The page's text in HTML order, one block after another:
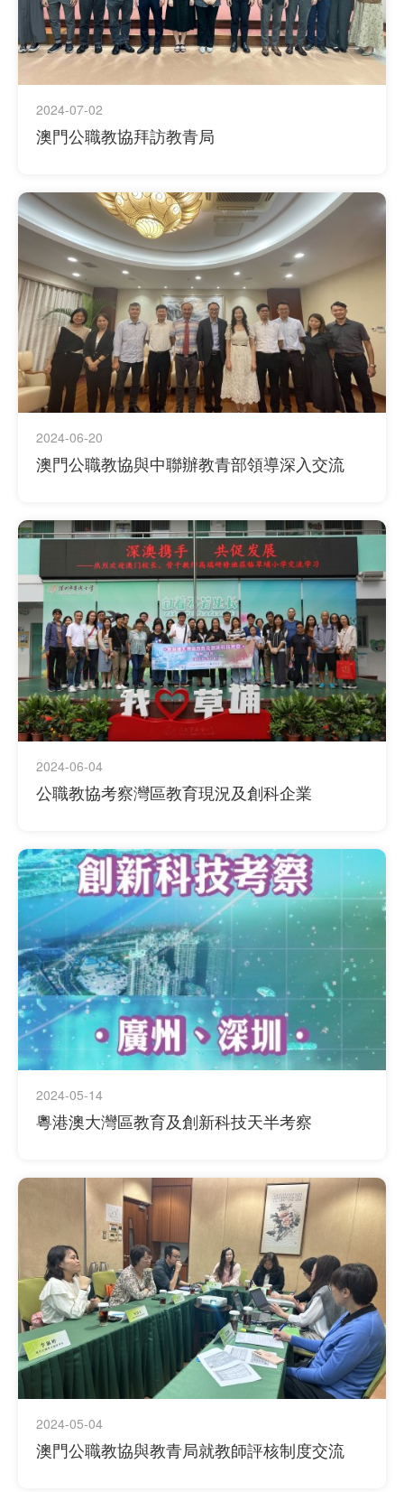
2024-07-02
澳門公職教協拜訪教青局
2024-06-20
澳門公職教協與中聯辦教青部領導深入交流
2024-06-04
公職教協考察灣區教育現況及創科企業
2024-05-14
粵港澳大灣區教育及創新科技天半考察
2024-05-04
澳門公職教協與教青局就教師評核制度交流